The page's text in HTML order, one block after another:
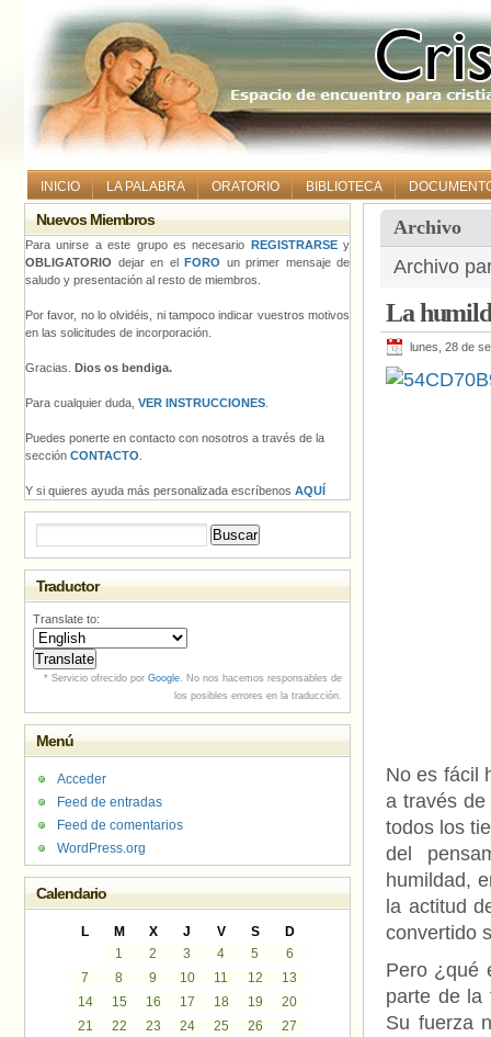
INICIO LA PALABRA ORATORIO BIBLIOTECA
Archivo
Archivo
La
lunes, 28 de
No es fácil
a través
todos los
del
humildad,
la actitud
convertido
Pero ¿qué
parte de la
Su fuerza
Nuevos Miembros
Para unirse a este grupo es necesario REGISTRARSEy
OBLIGATORIO dejar en el FORO un primer mensaje de
saludo y presentación al resto de miembros.
Por favor, no lo olvidéis, ni tampoco indicar vuestros motivos
en las solicitudes de incorporación.
Gracias. Dios os bendiga.
Para cualquier duda, VER INSTRUCCIONES
Puedes ponerte en contacto con nosotros a través de la
sección CONTACTO
Y si quieres ayuda más personalizada escríbenos AQUÍ
Traductor
Translate to:
* Servicio ofrecido por Google. No nos hacemos responsables de
los posibles errores en la traducción.
Menú
Acceder
Feed de entradas
Feed de comentarios
WordPress.org
Calendario
L M X J V S
D
1
2 3 4 5
6
7
8 9 10 11 12
13
14
15 16 17 18 19
20
21
22 23 24 25 26
27